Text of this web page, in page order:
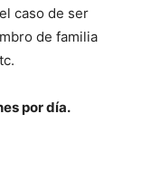
caso de ser
de familia
por día.